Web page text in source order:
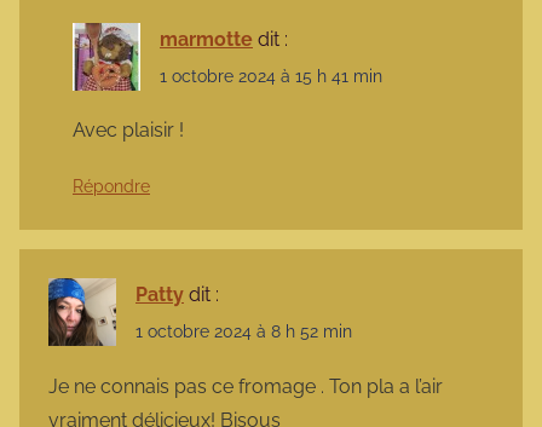
marmotte dit :
1 octobre 2024 à 15 h 41 min
Avec plaisir !
Répondre
Patty dit :
1 octobre 2024 à 8 h 52 min
Je ne connais pas ce fromage . Ton pla a l’air
vraiment délicieux! Bisous